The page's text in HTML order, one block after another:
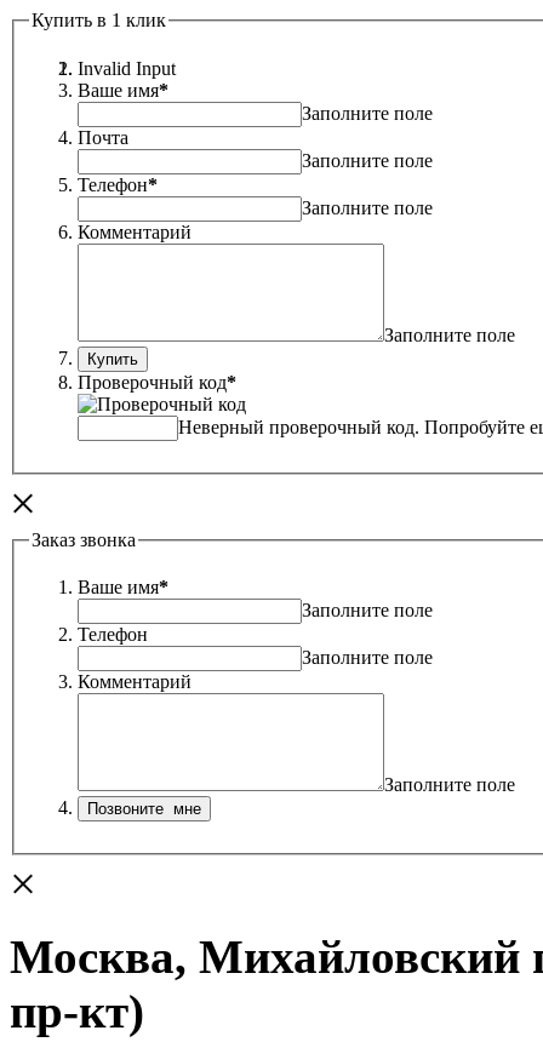
Купить в 1 клик
Invalid Input
Ваше имя*
Заполните поле
Почта
Заполните поле
Телефон*
Заполните поле
Комментарий
Заполните поле
Проверочный код*
Неверный проверочный код. Попробуйте
×
Заказ звонка
Ваше имя*
Заполните поле
Телефон
Заполните поле
Комментарий
Заполните поле
×
Москва, Михайловский
пр-кт)